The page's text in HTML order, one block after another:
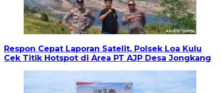
Respon Cepat Laporan Satelit, Polsek Loa Kulu
Cek Titik Hotspot di Area PT AJP Desa Jongkang